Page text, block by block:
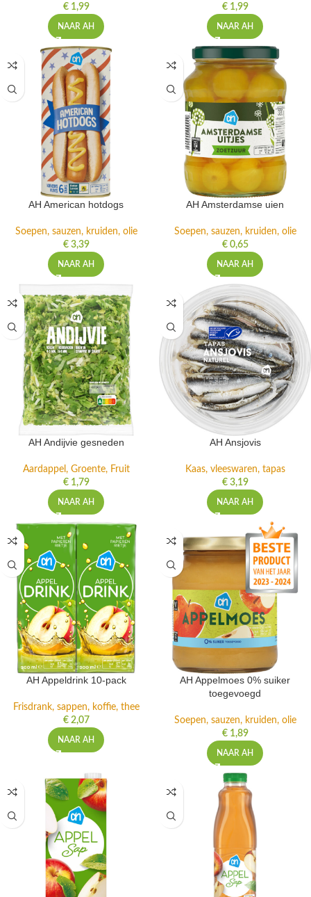
€1,99
NAAR AH
€1,99
NAAR AH
AH American hotdogs
Soepen, sauzen, kruiden, olie
€3,39
NAAR AH
AH Amsterdamse uien
Soepen, sauzen, kruiden, olie
€0,65
NAAR AH
AH Andijvie gesneden
Aardappel, Groente, Fruit
€1,79
NAAR AH
AH Ansjovis
Kaas, vleeswaren, tapas
€3,19
NAAR AH
AH Appeldrink 10-pack
Frisdrank, sappen, koffie, thee
€2,07
NAAR AH
AH Appelmoes 0% suiker
toegevoegd
Soepen, sauzen, kruiden, olie
€1,89
NAAR AH